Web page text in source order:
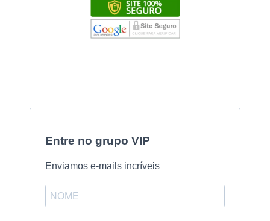
Entre no grupo VIP
Enviamos e-mails incríveis